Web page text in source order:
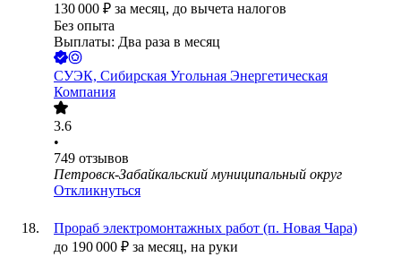
130 000 ₽ за месяц, до вычета налогов
Без опыта
Выплаты: Два раза в месяц
СУЭК, Сибирская Угольная Энергетическая
Компания
3.6
•
749 отзывов
Петровск-Забайкальский муниципальный округ
Откликнуться
Прораб электромонтажных работ (п. Новая Чара)
до 190 000 ₽ за месяц, на руки